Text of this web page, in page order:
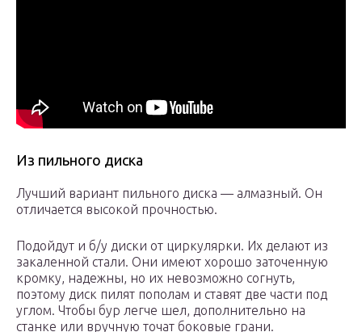
Из пильного диска
Лучший вариант пильного диска — алмазный. Он
отличается высокой прочностью.
Подойдут и б/у диски от циркулярки. Их делают из
закаленной стали. Они имеют хорошо заточенную
кромку, надежны, но их невозможно согнуть,
поэтому диск пилят пополам и ставят две части под
углом. Чтобы бур легче шел, дополнительно на
станке или вручную точат боковые грани.